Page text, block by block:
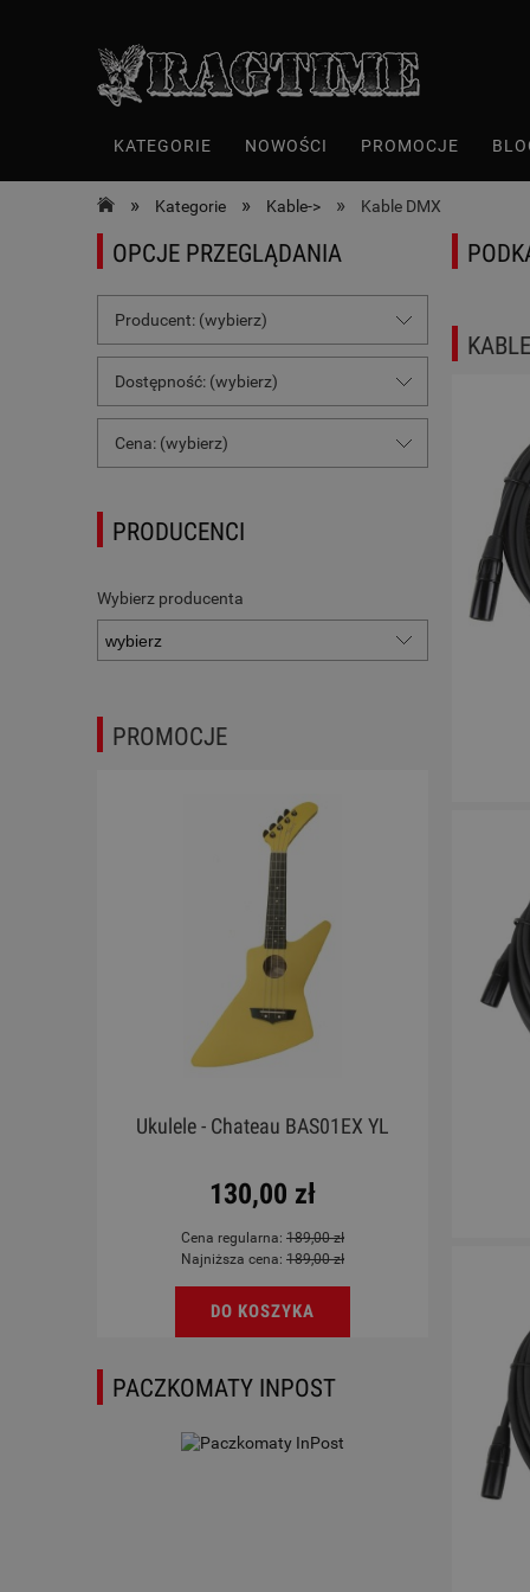
KATEGORIE NOWOŚCI PROMOCJE
» Kategorie » Kable-> » Kable DMX
OPCJE PRZEGLĄDANIA
Producent: (wybierz)
Dostępność: (wybierz)
Cena: (wybierz)
PRODUCENCI
Wybierz producenta
PROMOCJE
Ukulele - Chateau BAS01EX YL
130,00 zł
Cena regularna: 189,00 zł
Najniższa cena: 189,00 zł
DO KOSZYKA
PACZKOMATY INPOST